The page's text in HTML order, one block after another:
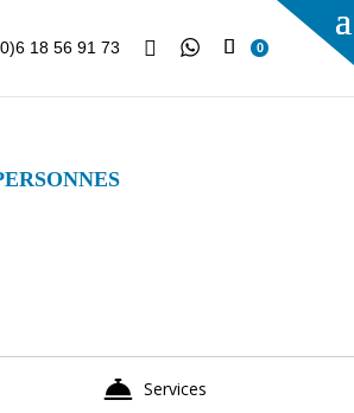
18 56 91 73  0
Services